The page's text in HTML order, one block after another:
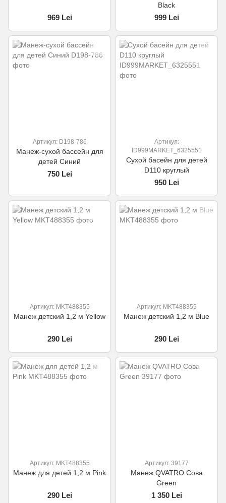
969 Lei
Black
999 Lei
Артикул: D198-786
Манеж-сухой бассейн для
детей Синий
750 Lei
Артикул:
ID999MARKET_6325551
Сухой басейн для детей
D110 круглый
950 Lei
Артикул: MKT488355
Манеж детский 1,2 м Yellow
290 Lei
Артикул: MKT488355
Манеж детский 1,2 м Blue
290 Lei
Артикул: MKT488355
Манеж для детей 1,2 м Pink
290 Lei
Артикул: 39177
Манеж QVATRO Сова
Green
1 350 Lei